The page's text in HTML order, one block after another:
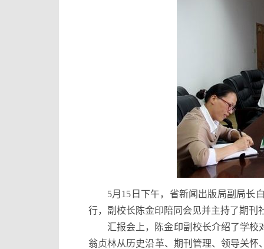
5月 15 日 下午，省新闻出版局副局长
行，副校长陈金印陪同会见并主持了期刊
汇报会上，陈金印副校长介绍了学
翁贞林从历史沿革、期刊管理、领导关